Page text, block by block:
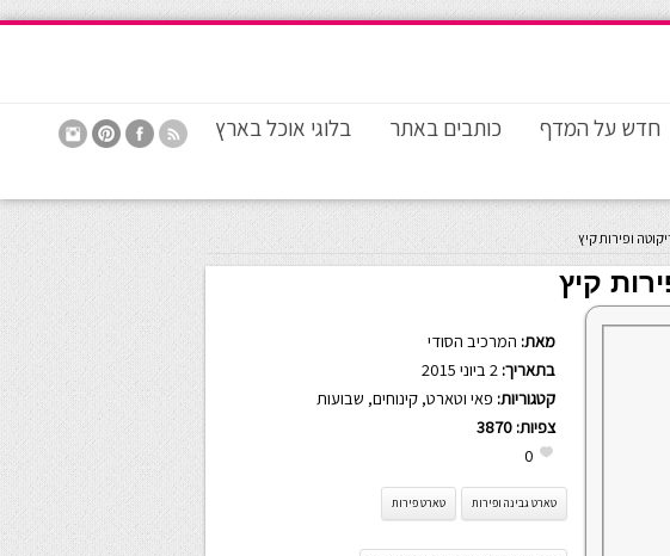
חדש על המדף כותבים באתר בלוגי אוכל בארץ
ופירות קיץ
קיץ
מאת: המרכיב הסודי
בתאריך:
קטגוריות: פאי וטארט, קינוחים, שבועות
צפיות: 3870
0
טארט גבינה ופירות טארט פירות